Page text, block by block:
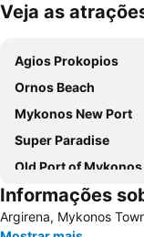
Ampliar mapa
Veja as
Agios Prokopios
Ornos Beach
Mykonos New Port
Super Paradise
Old Port of
Kalo Livadi
Psarou Beach
Informações
Argirena, Mykonos